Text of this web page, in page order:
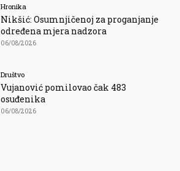
Hronika
Nikšić: Osumnjičenoj za proganjanje
određena mjera nadzora
06/08/2026
Društvo
Vujanović pomilovao čak 483
osuđenika
06/08/2026